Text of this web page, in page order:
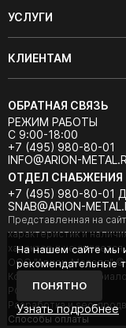
УСЛУГИ
КЛИЕНТАМ
ОБРАТНАЯ СВЯЗЬ
РЕЖИМ РАБОТЫ
С 9:00-18:00
+7 (495) 980-80-01
INFO@ARION-
ОТДЕЛ СНАБЖЕНИЯ
+7 (495) 980-80-01
SNAB@ARION-
Представленная на
характеристик и
характер и не
ООО "Арион-Металл" ©
Копирование
РФ).
Разработка и seo-
Cпособы оплаты
На нашем сайте мы
рекомендательные
ПОНЯТНО
Узнать подробнее